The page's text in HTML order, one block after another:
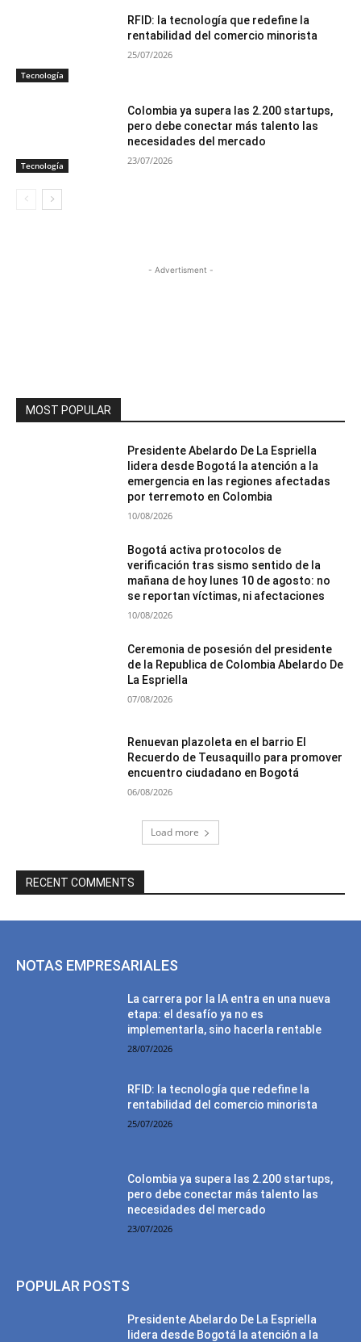
Tecnología
RFID: la tecnología que redefine la
rentabilidad del comercio minorista
25/07/2026
Tecnología
Colombia ya supera las 2.200 startups,
pero debe conectar más talento las
necesidades del mercado
23/07/2026
- Advertisment -
MOST POPULAR
Presidente Abelardo De La Espriella
lidera desde Bogotá la atención a la
emergencia en las regiones afectadas
por terremoto en Colombia
10/08/2026
Bogotá activa protocolos de
verificación tras sismo sentido de la
mañana de hoy lunes 10 de agosto: no
se reportan víctimas, ni afectaciones
10/08/2026
Ceremonia de posesión del presidente
de la Republica de Colombia Abelardo De
La Espriella
07/08/2026
Renuevan plazoleta en el barrio El
Recuerdo de Teusaquillo para promover
encuentro ciudadano en Bogotá
06/08/2026
Load more
RECENT COMMENTS
NOTAS EMPRESARIALES
La carrera por la IA entra en una nueva
etapa: el desafío ya no es
implementarla, sino hacerla rentable
28/07/2026
RFID: la tecnología que redefine la
rentabilidad del comercio minorista
25/07/2026
Colombia ya supera las 2.200 startups,
pero debe conectar más talento las
necesidades del mercado
23/07/2026
POPULAR POSTS
Presidente Abelardo De La Espriella
lidera desde Bogotá la atención a la